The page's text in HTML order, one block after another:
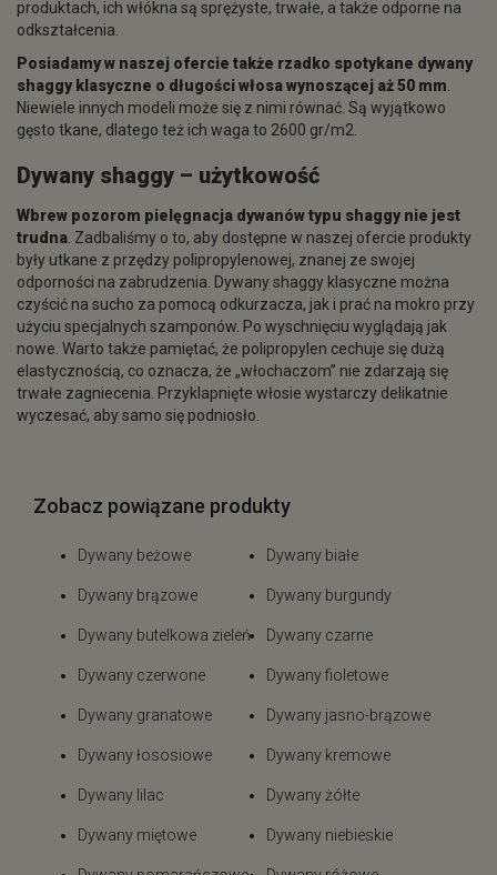
produktach, ich włókna są sprężyste, trwałe, a także odporne na
odkształcenia.
Posiadamy w naszej ofercie także rzadko spotykane dywany
shaggy klasyczne o długości włosa wynoszącej aż 50 mm
Niewiele innych modeli może się z nimi równać. Są wyjątkowo
gęsto tkane, dlatego też ich waga to 2600 gr/m2.
Dywany shaggy – użytkowość
Wbrew pozorom pielęgnacja dywanów typu shaggy nie jest
trudna . Zadbaliśmy o to, aby dostępne w naszej ofercie produkty
były utkane z przędzy polipropylenowej, znanej ze swojej
odporności na zabrudzenia. Dywany shaggy klasyczne można
czyścić na sucho za pomocą odkurzacza, jak i prać na mokro przy
użyciu specjalnych szamponów. Po wyschnięciu wyglądają jak
nowe. Warto także pamiętać, że polipropylen cechuje się dużą
elastycznością, co oznacza, że „włochaczom” nie zdarzają się
trwałe zagniecenia. Przyklapnięte włosie wystarczy delikatnie
wyczesać, aby samo się podniosło.
Zobacz powiązane produkty
Dywany beżowe Dywany białe
Dywany brązowe Dywany burgundy
Dywany butelkowa zieleń Dywany czarne
Dywany czerwone Dywany fioletowe
Dywany granatowe Dywany jasno-brązowe
Dywany łososiowe Dywany kremowe
Dywany lilac Dywany żółte
Dywany miętowe Dywany niebieskie